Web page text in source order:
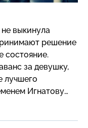
выкинула
решение
состояние.
за девушку,
лучшего
Игнатову
женщине…